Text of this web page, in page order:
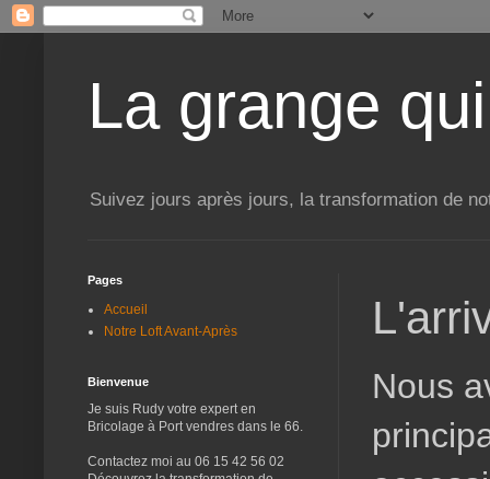
La grange
Suivez jours après jours, la transformation de
Nous
Pages
Accueil
Notre Loft Avant-Après
Bienvenue
Je suis Rudy votre expert en
Bricolage à Port vendres dans le 66.
Contactez moi au 06 15 42 56 02